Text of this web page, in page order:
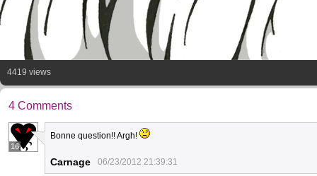
4419 views
4 Comments
16
Bonne question!! Argh!
Carnage 06/23/2012 21:39:31